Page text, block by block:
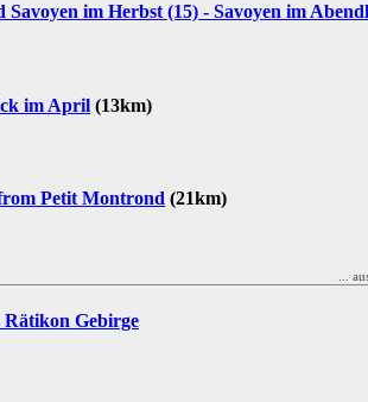
Savoyen im Herbst (15) - Savoyen im
im April (13km)
Petit Montrond (21km)
...
Gebirge